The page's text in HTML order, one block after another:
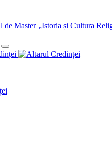
de Master „Istoria și Cultura